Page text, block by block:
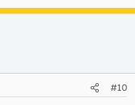
#10